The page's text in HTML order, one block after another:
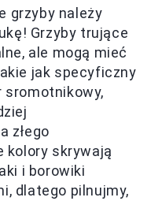
grzyby należy
Grzyby trujące
ale mogą mieć
jak specyficzny
sromotnikowy,
złego
kolory skrywają
i borowiki
dlatego pilnujmy,